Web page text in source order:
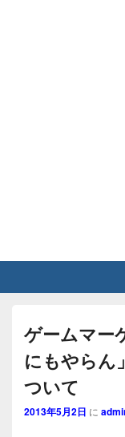
ゲームマー
にもやらん
ついて
2013年5月2日 に